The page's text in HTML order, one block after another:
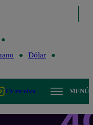
Dólar
TV en vivo MENÚ